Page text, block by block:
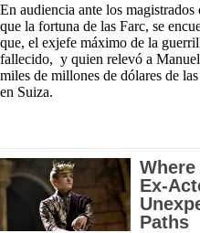
En audiencia ante los
que la fortuna de las Farc, se
que, el exjefe máximo de la
fallecido, y quien relevó a
miles de millones de dólares de
en Suiza.